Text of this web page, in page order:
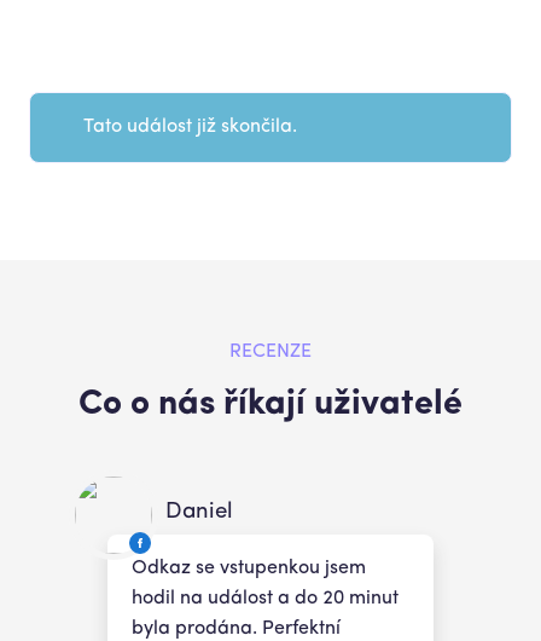
Tato událost již skončila.
RECENZE
Co o nás říkají uživatelé
Daniel
Odkaz se vstupenkou jsem
hodil na událost a do 20 minut
byla prodána. Perfektní